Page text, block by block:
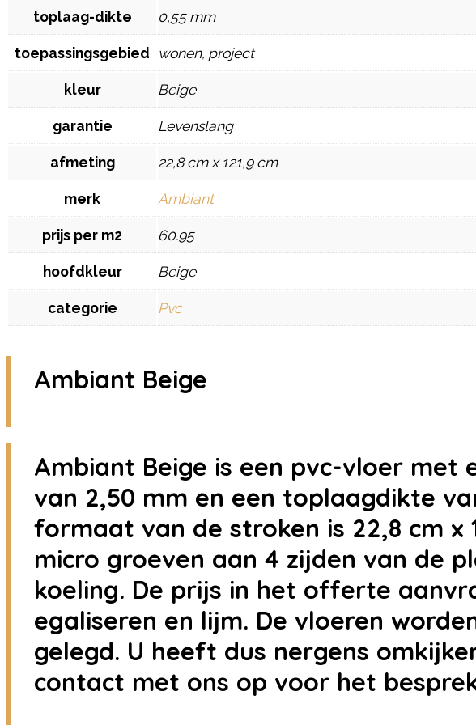
toplaag-dikte 0,55 mm
toepassingsgebied wonen, project
kleur Beige
garantie Levenslang
afmeting 22,8 cm x 121,9 cm
merk Ambiant
prijs per m2 60.95
hoofdkleur Beige
categorie Pvc
Ambiant Beige
Ambiant Beige is een pvc-vloer
van 2,50 mm en een toplaagdikte
formaat van de stroken is 22,8 cm x
micro groeven aan 4 zijden van de
koeling. De prijs in het offerte
egaliseren en lijm. De vloeren
gelegd. U heeft dus nergens
contact met ons op voor het